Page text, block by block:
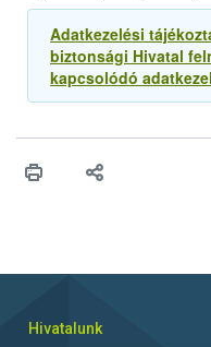
Adatkezelési
biztonsági Hivatal
kapcsolódó
Hivatalunk